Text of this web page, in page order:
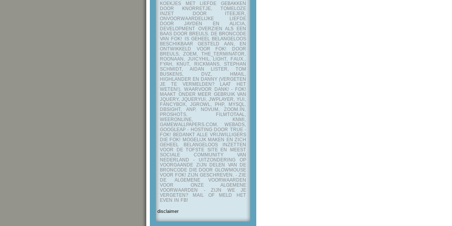
KOEKJES MET LIEFDE GEBAKKEN
DOOR KNORRETJE, TOMELOZE
INZET DOOR ITEEJER,
ONVOORWAARDELIJKE LIEFDE
DOOR JAYDEN EN ALICIA,
DEVELOPMENT OVERZIEN ALS EEN
BAAS DOOR BREULS. DE BRONCODE
VAN FOK! IS GEHEEL BELANGELOOS
BESCHIKBAAR GESTELD AAN, EN
ONTWIKKELD VOOR FOK! DOOR
BREULS, ZOEM, THE_TERMINATOR,
ROONAAN, JUICYHIL, LIGHT, FAUX.,
FYAH, KNUT, RICKMANS, STEPHAN
SCHMIDT, AIDAN LISTER, TOM
BUSKENS, DVZ, HMAIL,
HIGHLANDER EN DANNY (VERGETEN
JE TE VERMELDEN? LAAT HET
WETEN!), WAARVOOR DANK! - FOK!
MAAKT ONDER MEER GEBRUIK VAN
JQUERY, JQUERYUI, JWPLAYER, YUI,
FANCYBOX, JGROWL, PHP, MYSQL,
DBSIGHT, ANP, NOVUM, ZOOM.IN,
PROSHOTS, FILMTOTAAL,
WEERONLINE, KNMI,
GAMEWALLPAPERS.COM, WEBADS,
GOOGLEAP - HOSTING DOOR TRUE -
FOK! BEDANKT ALLE VRIJWILLIGERS
DIE FOK! MOGELIJK MAKEN EN ZICH
GEHEEL BELANGELOOS INZETTEN
VOOR DE TOFSTE SITE EN MEEST
SOCIALE COMMUNITY VAN
NEDERLAND - UITZONDERING OP
VOORGAANDE ZIJN DELEN VAN DE
BRONCODE DIE DOOR GLOWMOUSE
VOOR FOK! ZIJN GESCHREVEN. - ZIE
DE ALGEMENE VOORWAARDEN
VOOR ONZE ALGEMENE
VOORWAARDEN - ZIJN WE JE
VERGETEN? MAIL OF MELD HET
EVEN IN FB!
disclaimer